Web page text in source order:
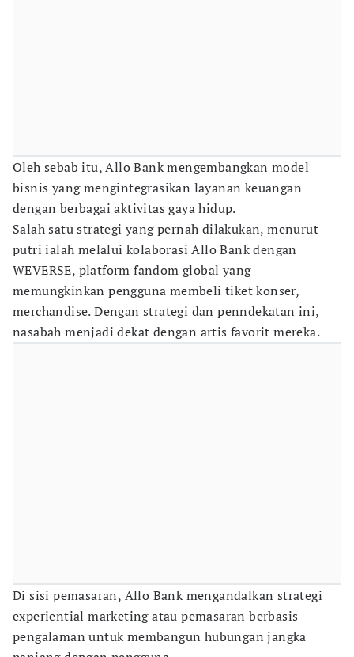
Oleh sebab itu, Allo Bank mengembangkan model
bisnis yang mengintegrasikan layanan keuangan
dengan berbagai aktivitas gaya hidup.
Salah satu strategi yang pernah dilakukan, menurut
putri ialah melalui kolaborasi Allo Bank dengan
WEVERSE, platform fandom global yang
memungkinkan pengguna membeli tiket konser,
merchandise. Dengan strategi dan penndekatan ini,
nasabah menjadi dekat dengan artis favorit mereka.
Di sisi pemasaran, Allo Bank mengandalkan strategi
experiential marketing atau pemasaran berbasis
pengalaman untuk membangun hubungan jangka